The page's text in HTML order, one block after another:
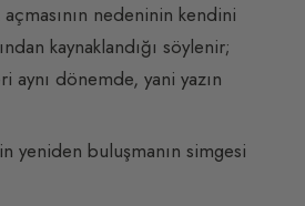
açmasının nedeninin kendini
kaynaklandığı söylenir;
aynı dönemde, yani yazın
yeniden buluşmanın simgesi